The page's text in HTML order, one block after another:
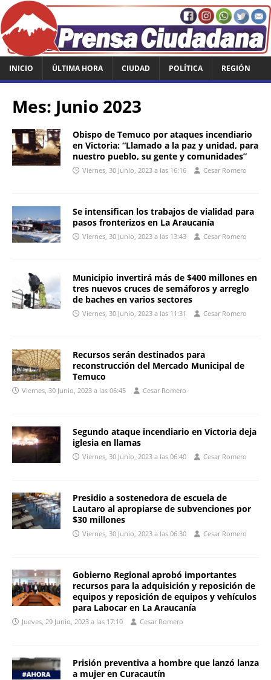
INICIO ÚLTIMA HORA CIUDAD POLÍTICA REGIÓN
Mes: Junio 2023
Obispo de Temuco por ataques incendiario
en Victoria: “Llamado a la paz y unidad, para
nuestro pueblo, su gente y comunidades”
Viernes, 30 Junio, 2023 a las 16:16 Cesar Romero
Se intensifican los trabajos de vialidad para
pasos fronterizos en La Araucanía
Viernes, 30 Junio, 2023 a las 13:43 Cesar Romero
Municipio invertirá más de $400 millones en
tres nuevos cruces de semáforos y arreglo
de baches en varios sectores
Viernes, 30 Junio, 2023 a las 11:31 Cesar Romero
Recursos serán destinados para
reconstrucción del Mercado Municipal de
Temuco
Viernes, 30 Junio, 2023 a las 06:45 Cesar Romero
Segundo ataque incendiario en Victoria deja
iglesia en llamas
Viernes, 30 Junio, 2023 a las 06:40 Cesar Romero
Presidio a sostenedora de escuela de
Lautaro al apropiarse de subvenciones por
$30 millones
Viernes, 30 Junio, 2023 a las 06:30 Cesar Romero
Gobierno Regional aprobó importantes
recursos para la adquisición y reposición de
equipos y reposición de equipos y vehículos
para Labocar en La Araucanía
Jueves, 29 Junio, 2023 a las 17:10 Cesar Romero
Prisión preventiva a hombre que lanzó lanza
a mujer en Curacautín